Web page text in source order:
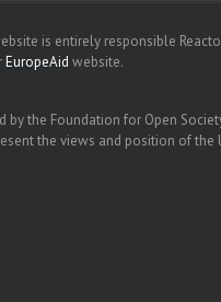
is entirely responsible
EuropeAid website.
the Foundation for Open
the views and position of the